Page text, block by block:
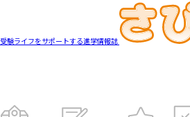
受験ライフをサポートする進学情報誌